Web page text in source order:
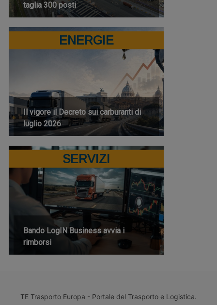
taglia 300 posti
ENERGIE
Il vigore il Decreto sui carburanti di
luglio 2026
SERVIZI
Bando LogIN Business avvia i
rimborsi
TE Trasporto Europa - Portale del Trasporto e Logistica.